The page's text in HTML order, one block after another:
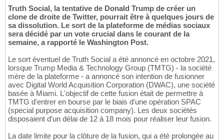
Truth Social, la tentative de Donald Trump de créer un
clone de droite de Twitter, pourrait être à quelques jours de
sa dissolution. Le sort de la plateforme de médias sociaux
sera décidé par un vote crucial dans le courant de la
semaine, a rapporté le Washington Post.
Le sort éventuel de Truth Social a été annoncé en octobre 2021,
lorsque Trump Media & Technology Group (TMTG) - la société
mère de la plateforme - a annoncé son intention de fusionner
avec Digital World Acquisition Corporation (DWAC), une société
basée à Miami. L'objectif de cette fusion était de permettre à
TMTG d'entrer en bourse par le biais d'une opération SPAC
(special purpose acquisition company). Les deux sociétés
disposaient d'un délai de 12 à 18 mois pour réaliser leur fusion.
La date limite pour la clôture de la fusion, qui a été prolongée au